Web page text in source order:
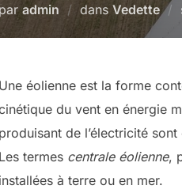
par admin dans Vedette
Une éolienne est la forme
du vent en énergie
produisant de l’électricité
Les termes centrale éolienne,
installées à terre ou en mer.